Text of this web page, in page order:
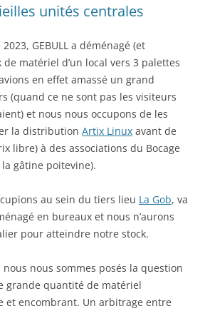
unités centrales
GEBULL a déménagé (et
matériel d’un local vers 3 palettes
en effet amassé un grand
(quand ce ne sont pas les visiteurs
et nous nous occupons de les
la distribution Artix Linux avant de
libre) à des associations du Bocage
gâtine poitevine).
au sein du tiers lieu La Gob, va
en bureaux et nous n’aurons
pour atteindre notre stock.
nous sommes posés la question
grande quantité de matériel
et encombrant. Un arbitrage entre